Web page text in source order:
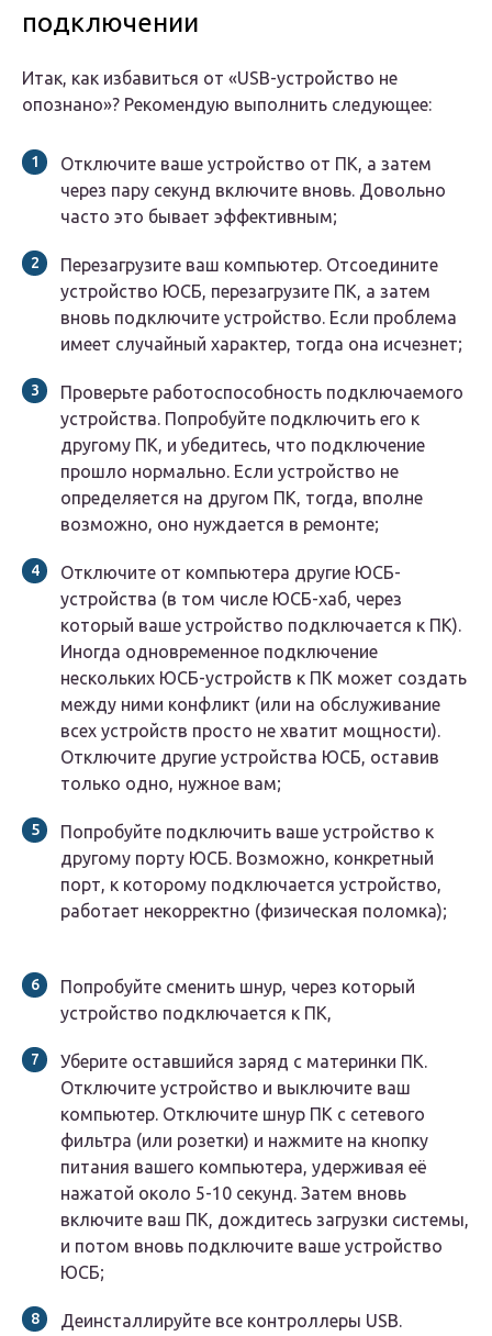
подключении
Итак, как избавиться от «USB-устройство не
опознано»? Рекомендую выполнить следующее:
Отключите ваше устройство от ПК, а затем
через пару секунд включите вновь. Довольно
часто это бывает эффективным;
Перезагрузите ваш компьютер. Отсоедините
устройство ЮСБ, перезагрузите ПК, а затем
вновь подключите устройство. Если проблема
имеет случайный характер, тогда она исчезнет;
Проверьте работоспособность подключаемого
устройства. Попробуйте подключить его к
другому ПК, и убедитесь, что подключение
прошло нормально. Если устройство не
определяется на другом ПК, тогда, вполне
возможно, оно нуждается в ремонте;
Отключите от компьютера другие ЮСБ-
устройства (в том числе ЮСБ-хаб, через
который ваше устройство подключается к ПК).
Иногда одновременное подключение
нескольких ЮСБ-устройств к ПК может создать
между ними конфликт (или на обслуживание
всех устройств просто не хватит мощности).
Отключите другие устройства ЮСБ, оставив
только одно, нужное вам;
Попробуйте подключить ваше устройство к
другому порту ЮСБ. Возможно, конкретный
порт, к которому подключается устройство,
работает некорректно (физическая поломка);
Попробуйте сменить шнур, через который
устройство подключается к ПК,
Уберите оставшийся заряд с материнки ПК.
Отключите устройство и выключите ваш
компьютер. Отключите шнур ПК с сетевого
фильтра (или розетки) и нажмите на кнопку
питания вашего компьютера, удерживая её
нажатой около 5-10 секунд. Затем вновь
включите ваш ПК, дождитесь загрузки системы,
и потом вновь подключите ваше устройство
ЮСБ;
Деинсталлируйте все контроллеры USB.